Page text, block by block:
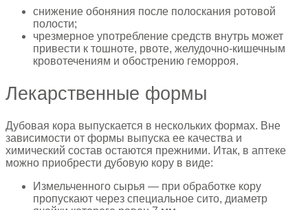
снижение обоняния после полоскания ротовой
полости;
чрезмерное употребление средств внутрь может
привести к тошноте, рвоте, желудочно-кишечным
кровотечениям и обострению геморроя.
Лекарственные формы
Дубовая кора выпускается в нескольких формах. Вне
зависимости от формы выпуска ее качества и
химический состав остаются прежними. Итак, в аптеке
можно приобрести дубовую кору в виде:
Измельченного сырья — при обработке кору
пропускают через специальное сито, диаметр